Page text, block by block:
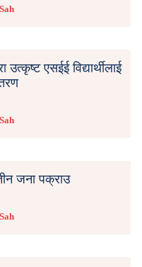
उत्कृष्ट एसईई विद्यार्थीलाई
जना पक्राउ